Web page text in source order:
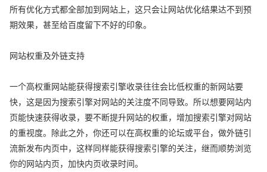
所有优化方式都全部加到网站上，这只会让网站优化结果达不到预
期效果，甚至给百度留下不好的印象。
网站权重及外链支持
一个高权重网站能获得搜索引擎收录往往会比低权重的新网站要
快，这是因为搜索引擎对网站的关注度不同导致。所以想要网站内
页能快速获得收录，要不断提升网站的权重，增加搜索引擎对网站
的重视度。除此之外，你还可以在高权重的论坛或平台，做外链引
流新发布内页中，这样同样能获得搜索引擎的关注，继而顺势浏览
你的网站内页，加快内页收录时间。